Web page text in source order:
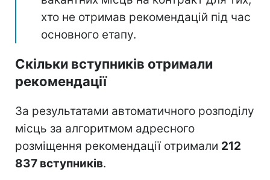
хто не отримав рекомендацій під час
основного етапу.
Скільки вступників отримали
рекомендації
За результатами автоматичного розподілу
місць за алгоритмом адресного
розміщення рекомендації отримали 212
837 вступників.